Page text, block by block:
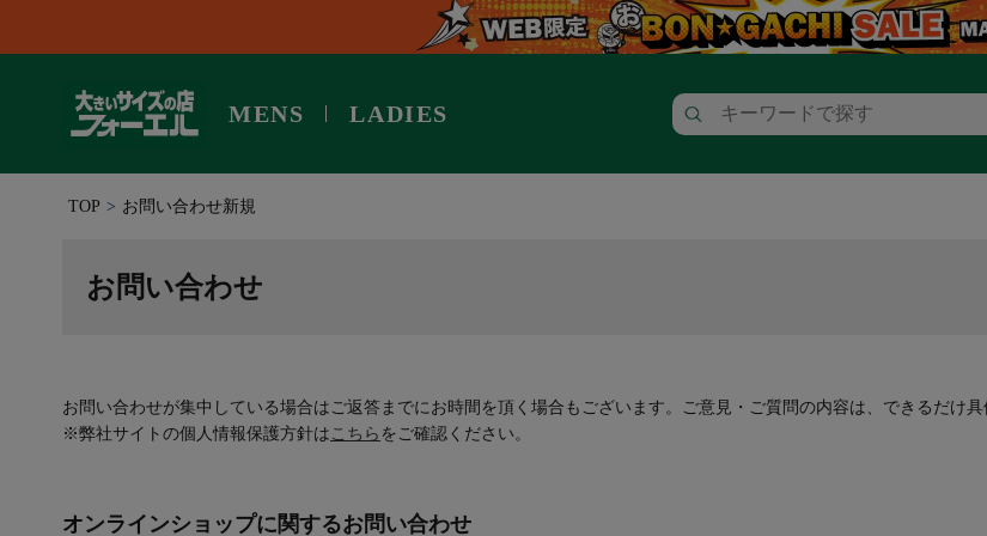
MENS LADIES
TOP お問い合わせ新規
お問い合わせ
お問い合わせが集中している場合はご返答までにお時間を頂く場合もございます。ご意見・ご質問の内容は、できるだけ具
※弊社サイトの個人情報保護方針は こちら をご確認ください。
オンラインショップに関するお問い合わせ